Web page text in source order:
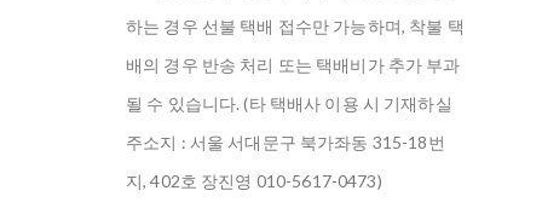
하는 경우 선불 택배 접수만 가능하며, 착불 택
배의 경우 반송 처리 또는 택배비가 추가 부과
될 수 있습니다. (타 택배사 이용 시 기재하실
주소지 : 서울 서대문구 북가좌동 315-18번
지, 402호 장진영 010-5617-0473)